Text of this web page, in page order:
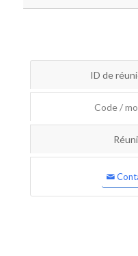
ID de
Code /